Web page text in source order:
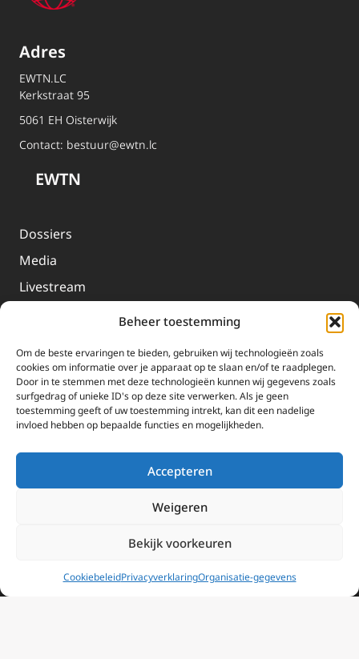
Beheer toestemming
Om de beste ervaringen te bieden, gebruiken wij technologieën zoals
cookies om informatie over je apparaat op te slaan en/of te raadplegen.
Door in te stemmen met deze technologieën kunnen wij gegevens zoals
surfgedrag of unieke ID's op deze site verwerken. Als je geen
toestemming geeft of uw toestemming intrekt, kan dit een nadelige
invloed hebben op bepaalde functies en mogelijkheden.
Accepteren
Weigeren
Bekijk voorkeuren
CookiebeleidPrivacyverklaringOrganisatie-gegevens
Adres
EWTN.LC
Kerkstraat 95
5061 EH Oisterwijk
Contact: bestuur@ewtn.lc
EWTN
Dossiers
Media
Livestream
Missie
Over EWTN
Geschiedenis
EWTN-Team
Organisatiegegevens
EWTN wordt uitsluitend gefinancierd door uw donaties.
kerkelijke financiele ondersteuning.